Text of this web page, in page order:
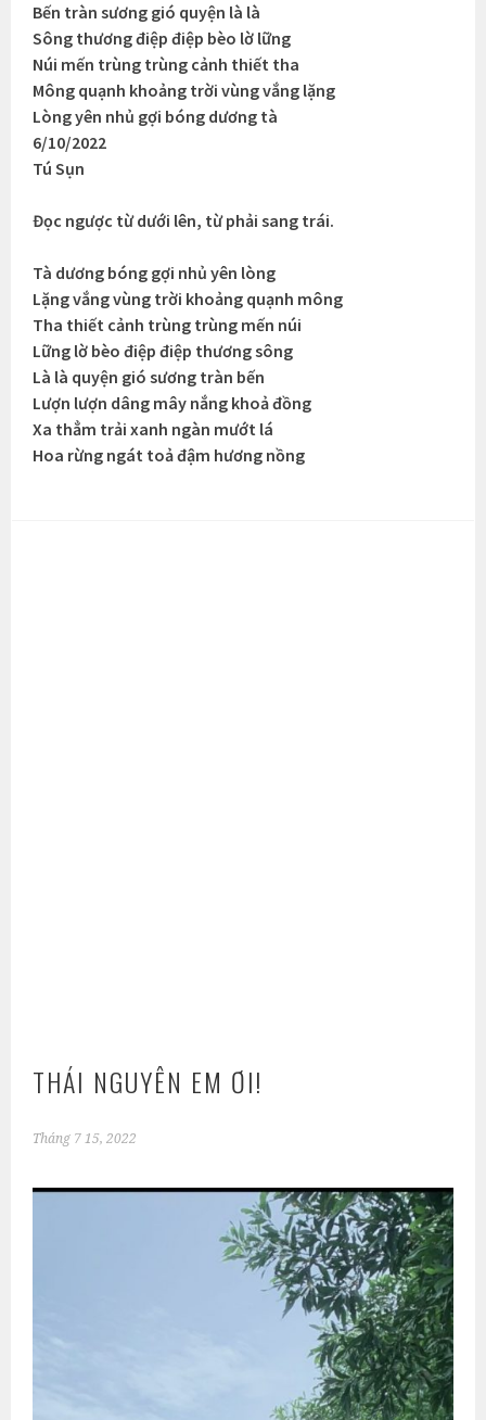
Bến tràn sương gió quyện là là
Sông thương điệp điệp bèo lờ lững
Núi mến trùng trùng cảnh thiết tha
Mông quạnh khoảng trời vùng vắng lặng
Lòng yên nhủ gợi bóng dương tà
6/10/2022
Tú Sụn
Đọc ngược từ dưới lên, từ phải sang trái.
Tà dương bóng gợi nhủ yên lòng
Lặng vắng vùng trời khoảng quạnh mông
Tha thiết cảnh trùng trùng mến núi
Lững lờ bèo điệp điệp thương sông
Là là quyện gió sương tràn bến
Lượn lượn dâng mây nắng khoả đồng
Xa thẳm trải xanh ngàn mướt lá
Hoa rừng ngát toả đậm hương nồng
THÁI NGUYÊN EM ƠI!
Tháng 7 15, 2022